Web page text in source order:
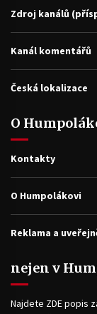
Zdroj kanálů
Kanál komentářů
Česká lokalizace
O
Kontakty
O Humpolákovi
Reklama a
nejen v
Najdete ZDE popis